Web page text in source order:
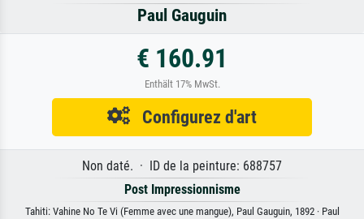
Paul Gauguin
€ 160.91
Enthält 17% MwSt.
Configurez d'art
Non daté. · ID de la peinture: 688757
Post Impressionnisme
Tahiti: Vahine No Te Vi (Femme avec une mangue), Paul Gauguin, 1892 · Paul